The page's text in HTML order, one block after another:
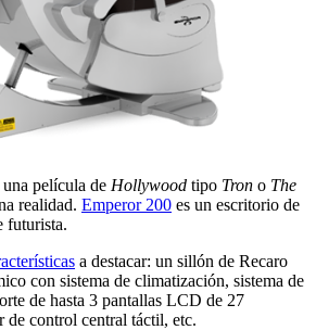
una película de Hollywood tipo Tron o The
realidad. Emperor 200 es un escritorio de
futurista.
a destacar: un sillón de Recaro
con sistema de climatización, sistema de
de hasta 3 pantallas LCD de 27
de control central táctil, etc.